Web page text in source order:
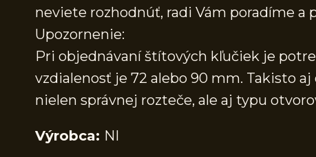
neviete rozhodnúť, radi Vám poradíme a
Upozornenie:
Pri objednávaní štítových kľučiek je
vzdialenosť je 72 alebo 90 mm. Takisto
nielen správnej rozteče, ale aj typu
Výrobca: NI